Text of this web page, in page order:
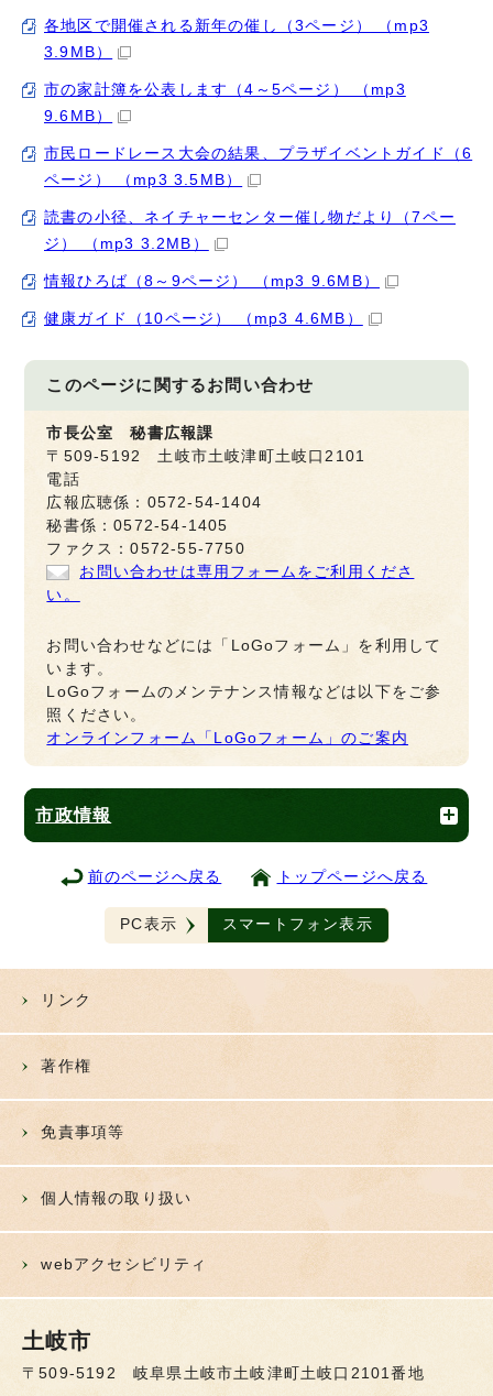
各地区で開催される新年の催し（3ページ） （mp3
3.9MB）
市の家計簿を公表します（4～5ページ） （mp3
9.6MB）
市民ロードレース大会の結果、プラザイベントガイド（6
ページ） （mp3 3.5MB）
読書の小径、ネイチャーセンター催し物だより（7ペー
ジ） （mp3 3.2MB）
情報ひろば（8～9ページ） （mp3 9.6MB）
健康ガイド（10ページ） （mp3 4.6MB）
このページに関するお問い合わせ
市長公室 秘書広報課
〒509-5192 土岐市土岐津町土岐口2101
電話
広報広聴係：0572-54-1404
秘書係：0572-54-1405
ファクス：0572-55-7750
お問い合わせは専用フォームをご利用くださ
い。
お問い合わせなどには「LoGoフォーム」を利用して
います。
LoGoフォームのメンテナンス情報などは以下をご参
照ください。
オンラインフォーム「LoGoフォーム」のご案内
市政情報
前のページへ戻る トップページへ戻る
PC表示 スマートフォン表示
リンク
著作権
免責事項等
個人情報の取り扱い
webアクセシビリティ
土岐市
〒509-5192 岐阜県土岐市土岐津町土岐口2101番地